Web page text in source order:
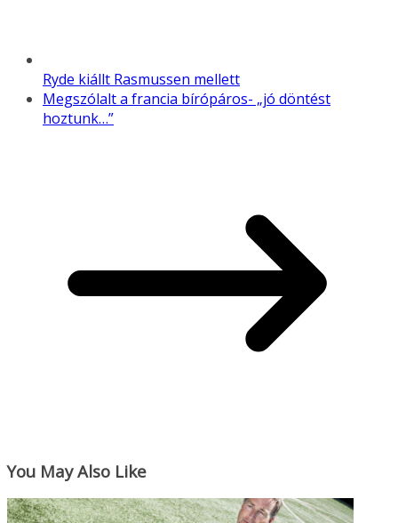
Ryde kiállt Rasmussen mellett
Megszólalt a francia bírópáros- „jó döntést
hoztunk…”
You May Also Like